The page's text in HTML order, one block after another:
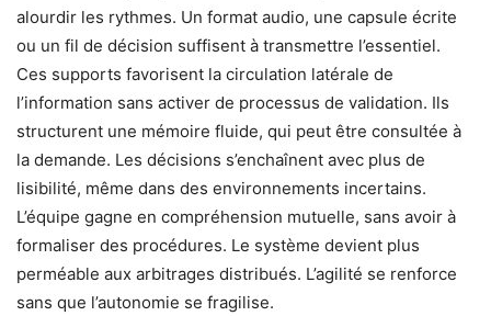
alourdir les rythmes. Un format audio, une capsule écrite
ou un fil de décision suffisent à transmettre l’essentiel.
Ces supports favorisent la circulation latérale de
l’information sans activer de processus de validation. Ils
structurent une mémoire fluide, qui peut être consultée à
la demande. Les décisions s’enchaînent avec plus de
lisibilité, même dans des environnements incertains.
L’équipe gagne en compréhension mutuelle, sans avoir à
formaliser des procédures. Le système devient plus
perméable aux arbitrages distribués. L’agilité se renforce
sans que l’autonomie se fragilise.